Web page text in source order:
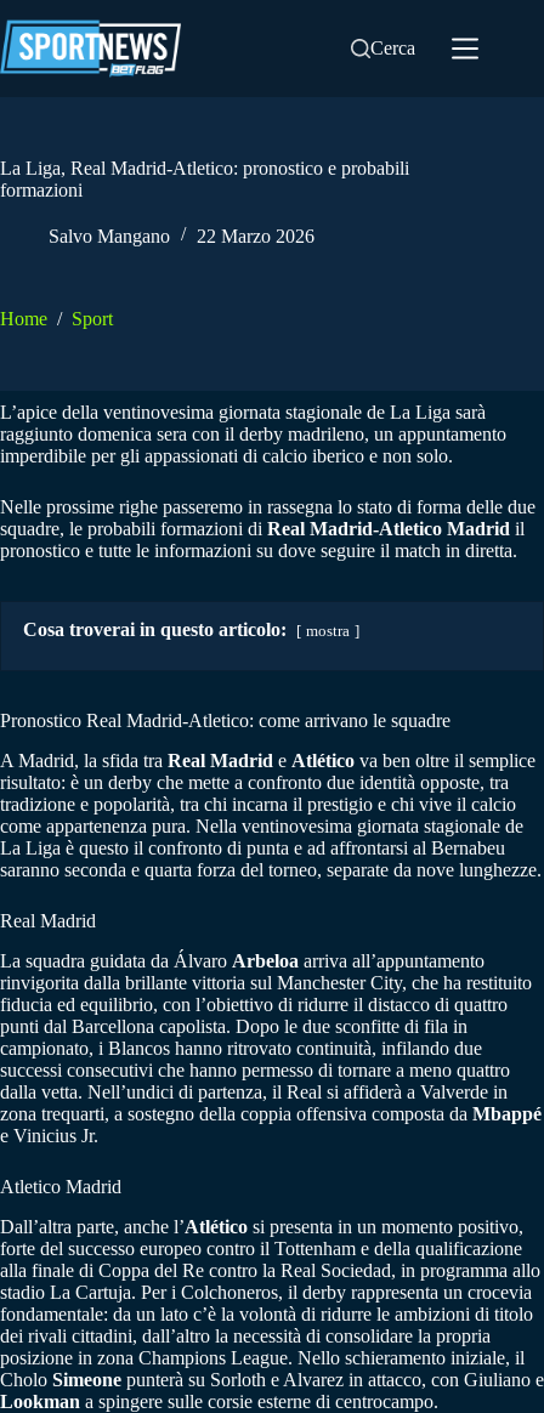
al
contenuto
Cerca
La Liga, Real Madrid-Atletico: pronostico e probabili
formazioni
Salvo Mangano 22 Marzo 2026
Home / Sport
L’apice della ventinovesima giornata stagionale de La Liga sarà
raggiunto domenica sera con il derby madrileno, un appuntamento
imperdibile per gli appassionati di calcio iberico e non solo.
Nelle prossime righe passeremo in rassegna lo stato di forma delle due
squadre, le probabili formazioni di Real Madrid-Atletico Madrid il
pronostico e tutte le informazioni su dove seguire il match in diretta.
Cosa troverai in questo articolo: mostra
Pronostico Real Madrid-Atletico: come arrivano le squadre
A Madrid, la sfida tra Real Madrid e Atlético va ben oltre il semplice
risultato: è un derby che mette a confronto due identità opposte, tra
tradizione e popolarità, tra chi incarna il prestigio e chi vive il calcio
come appartenenza pura. Nella ventinovesima giornata stagionale de
La Liga è questo il confronto di punta e ad affrontarsi al Bernabeu
saranno seconda e quarta forza del torneo, separate da nove lunghezze.
Real Madrid
La squadra guidata da Álvaro Arbeloa arriva all’appuntamento
rinvigorita dalla brillante vittoria sul Manchester City, che ha restituito
fiducia ed equilibrio, con l’obiettivo di ridurre il distacco di quattro
punti dal Barcellona capolista. Dopo le due sconfitte di fila in
campionato, i Blancos hanno ritrovato continuità, infilando due
successi consecutivi che hanno permesso di tornare a meno quattro
dalla vetta. Nell’undici di partenza, il Real si affiderà a Valverde in
zona trequarti, a sostegno della coppia offensiva composta da Mbappé
e Vinicius Jr.
Atletico Madrid
Dall’altra parte, anche l’Atlético si presenta in un momento positivo,
forte del successo europeo contro il Tottenham e della qualificazione
alla finale di Coppa del Re contro la Real Sociedad, in programma allo
stadio La Cartuja. Per i Colchoneros, il derby rappresenta un crocevia
fondamentale: da un lato c’è la volontà di ridurre le ambizioni di titolo
dei rivali cittadini, dall’altro la necessità di consolidare la propria
posizione in zona Champions League. Nello schieramento iniziale, il
Cholo Simeone punterà su Sorloth e Alvarez in attacco, con Giuliano e
Lookman a spingere sulle corsie esterne di centrocampo.